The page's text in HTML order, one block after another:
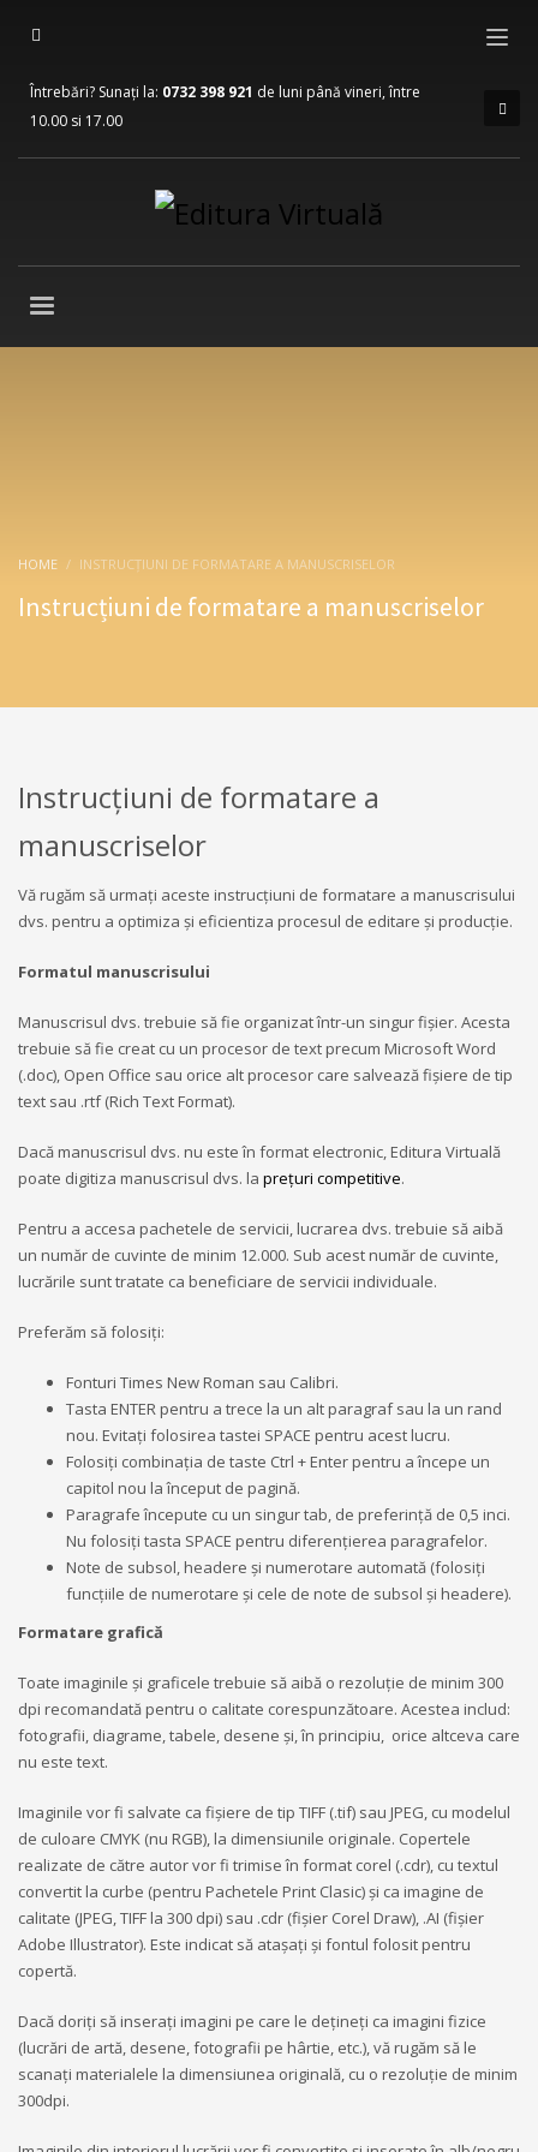
Întrebări? Sunați la: 0732 398 921 de luni până vineri, între
10.00 si 17.00
HOME INSTRUCȚIUNI DE FORMATARE A MANUSCRISELOR
Instrucțiuni de formatare a manuscriselor
Instrucțiuni de formatare a
manuscriselor
Vă rugăm să urmați aceste instrucțiuni de formatare a manuscrisului
dvs. pentru a optimiza și eficientiza procesul de editare și producție.
Formatul manuscrisului
Manuscrisul dvs. trebuie să fie organizat într-un singur fișier. Acesta
trebuie să fie creat cu un procesor de text precum Microsoft Word
(.doc), Open Office sau orice alt procesor care salvează fișiere de tip
text sau .rtf (Rich Text Format).
Dacă manuscrisul dvs. nu este în format electronic, Editura Virtuală
poate digitiza manuscrisul dvs. la prețuri competitive.
Pentru a accesa pachetele de servicii, lucrarea dvs. trebuie să aibă
un număr de cuvinte de minim 12.000. Sub acest număr de cuvinte,
lucrările sunt tratate ca beneficiare de servicii individuale.
Preferăm să folosiți:
Fonturi Times New Roman sau Calibri.
Tasta ENTER pentru a trece la un alt paragraf sau la un rand
nou. Evitați folosirea tastei SPACE pentru acest lucru.
Folosiți combinația de taste Ctrl + Enter pentru a începe un
capitol nou la început de pagină.
Paragrafe începute cu un singur tab, de preferință de 0,5 inci.
Nu folosiți tasta SPACE pentru diferențierea paragrafelor.
Note de subsol, headere și numerotare automată (folosiți
funcțiile de numerotare și cele de note de subsol și headere).
Formatare grafică
Toate imaginile și graficele trebuie să aibă o rezoluție de minim 300
dpi recomandată pentru o calitate corespunzătoare. Acestea includ:
fotografii, diagrame, tabele, desene și, în principiu, orice altceva care
nu este text.
Imaginile vor fi salvate ca fișiere de tip TIFF (.tif) sau JPEG, cu modelul
de culoare CMYK (nu RGB), la dimensiunile originale. Copertele
realizate de către autor vor fi trimise în format corel (.cdr), cu textul
convertit la curbe (pentru Pachetele Print Clasic) și ca imagine de
calitate (JPEG, TIFF la 300 dpi) sau .cdr (fișier Corel Draw), .AI (fișier
Adobe Illustrator). Este indicat să atașați și fontul folosit pentru
copertă.
Dacă doriți să inserați imagini pe care le dețineți ca imagini fizice
(lucrări de artă, desene, fotografii pe hârtie, etc.), vă rugăm să le
scanați materialele la dimensiunea originală, cu o rezoluție de minim
300dpi.